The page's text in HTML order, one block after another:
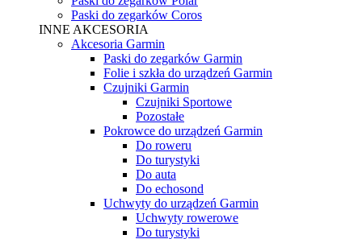
Paski do zegarków Coros
INNE AKCESORIA
Akcesoria Garmin
Paski do zegarków Garmin
Folie i szkła do urządzeń Garmin
Czujniki Garmin
Czujniki Sportowe
Pozostałe
Pokrowce do urządzeń Garmin
Do roweru
Do turystyki
Do auta
Do echosond
Uchwyty do urządzeń Garmin
Uchwyty rowerowe
Do turystyki